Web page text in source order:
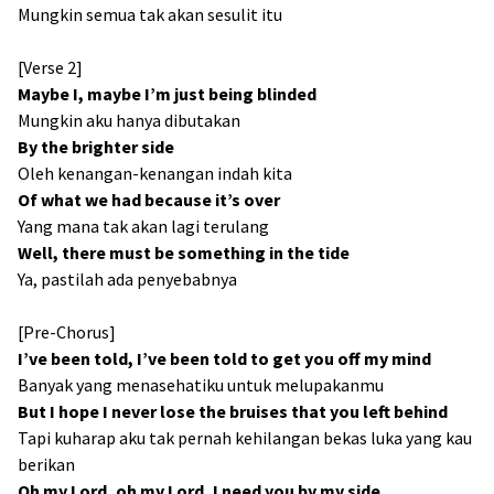
Mungkin semua tak akan sesulit itu
[Verse 2]
Maybe I, maybe I’m just being blinded
Mungkin aku hanya dibutakan
By the brighter side
Oleh kenangan-kenangan indah kita
Of what we had because it’s over
Yang mana tak akan lagi terulang
Well, there must be something in the tide
Ya, pastilah ada penyebabnya
[Pre-Chorus]
I’ve been told, I’ve been told to get you off my mind
Banyak yang menasehatiku untuk melupakanmu
But I hope I never lose the bruises that you left behind
Tapi kuharap aku tak pernah kehilangan bekas luka yang kau
berikan